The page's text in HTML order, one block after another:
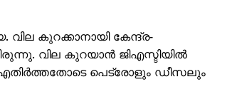
കുറക്കാനായി കേന്ദ്ര-
വില കുറയാന്‍ ജിഎസ്ടിയില്‍
പെട്രോളും ഡീസലും